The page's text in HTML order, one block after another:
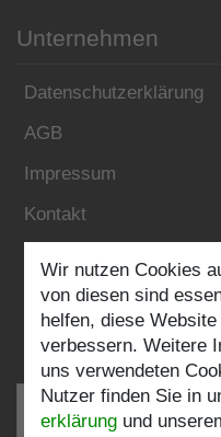
Unternehmen
Datenschutzerklärung
AGB
Impressum
Kontakt
Folgen Sie uns:
Wir nutzen Cookies
von diesen sind
helfen, diese
verbessern. Weitere
uns verwendeten
Nutzer finden Sie in
erklärung und